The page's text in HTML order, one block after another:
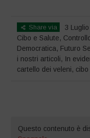
Share via
3
Cibo e Salute,
Democratica, Futuro
i nostri articoli, In
cartello dei veleni, cibo
Questo contenuto è